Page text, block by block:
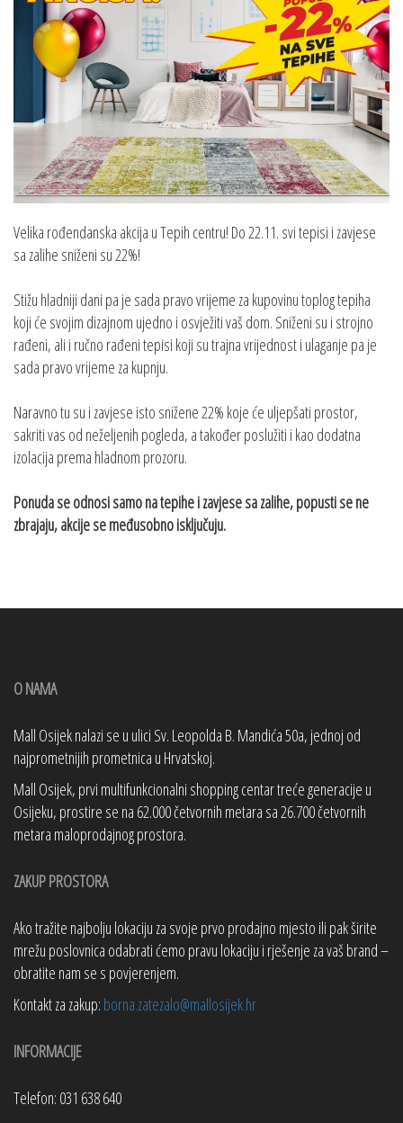
Velika rođendanska akcija u Tepih centru! Do 22.11. svi tepisi i zavjese
sa zalihe sniženi su 22%!
Stižu hladniji dani pa je sada pravo vrijeme za kupovinu toplog tepiha
koji će svojim dizajnom ujedno i osvježiti vaš dom. Sniženi su i strojno
rađeni, ali i ručno rađeni tepisi koji su trajna vrijednost i ulaganje pa je
sada pravo vrijeme za kupnju.
Naravno tu su i zavjese isto snižene 22% koje će uljepšati prostor,
sakriti vas od neželjenih pogleda, a također poslužiti i kao dodatna
izolacija prema hladnom prozoru.
Ponuda se odnosi samo na tepihe i zavjese sa zalihe, popusti se ne
zbrajaju, akcije se međusobno isključuju.
O NAMA
Mall Osijek nalazi se u ulici Sv. Leopolda B. Mandića 50a, jednoj od
najprometnijih prometnica u Hrvatskoj.
Mall Osijek, prvi multifunkcionalni shopping centar treće generacije u
Osijeku, prostire se na 62.000 četvornih metara sa 26.700 četvornih
metara maloprodajnog prostora.
ZAKUP PROSTORA
Ako tražite najbolju lokaciju za svoje prvo prodajno mjesto ili pak širite
mrežu poslovnica odabrati ćemo pravu lokaciju i rješenje za vaš brand –
obratite nam se s povjerenjem.
Kontakt za zakup: borna.zatezalo@mallosijek.hr
INFORMACIJE
Telefon: 031 638 640